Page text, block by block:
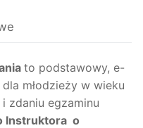
to podstawowy, e-
młodzieży w wieku
zdaniu egzaminu
Instruktora o